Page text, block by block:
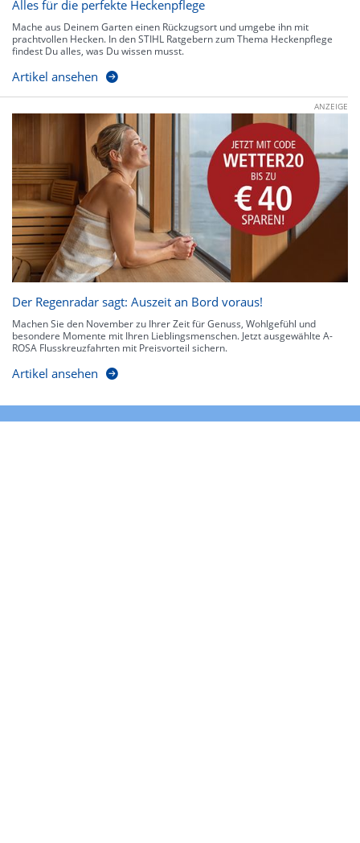
Alles für die perfekte Heckenpflege
Mache aus Deinem Garten einen Rückzugsort und umgebe ihn mit
prachtvollen Hecken. In den STIHL Ratgebern zum Thema Heckenpflege
findest Du alles, was Du wissen musst.
Artikel ansehen
ANZEIGE
Der Regenradar sagt: Auszeit an Bord voraus!
Machen Sie den November zu Ihrer Zeit für Genuss, Wohlgefühl und
besondere Momente mit Ihren Lieblingsmenschen. Jetzt ausgewählte A-
ROSA Flusskreuzfahrten mit Preisvorteil sichern.
Artikel ansehen